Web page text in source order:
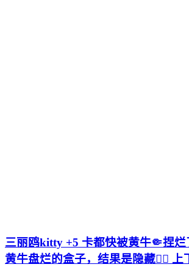
三丽鸥kitty +5 卡都快被黄牛🤏捏
黄牛盘烂的盒子，结果是隐藏😶‍🌫️